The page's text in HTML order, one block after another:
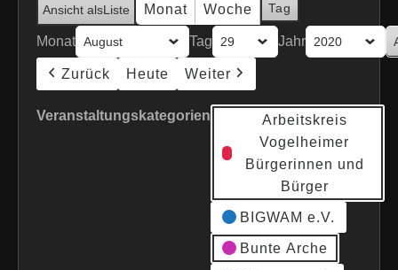
Ansicht alsListe Monat Woche Tag
Monat Tag Jahr
Zurück Heute Weiter
Veranstaltungskategorien
Arbeitskreis
Vogelheimer
Bürgerinnen und
Bürger
BIGWAM e.V.
Bunte Arche